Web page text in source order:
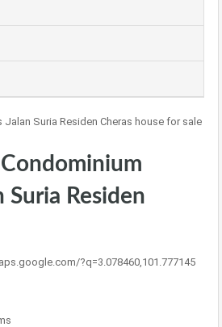
Jalan Suria Residen Cheras house for sale
Suria Residen
?q=3.078460,101.777145